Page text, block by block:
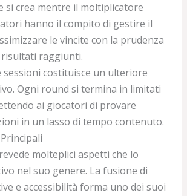
si crea mentre il moltiplicatore
hanno il compito di gestire il
le vincite con la prudenza
raggiunti.
sessioni costituisce un ulteriore
Ogni round si termina in limitati
ai giocatori di provare
in un lasso di tempo contenuto.
molteplici aspetti che lo
nel suo genere. La fusione di
e accessibilità forma uno dei suoi